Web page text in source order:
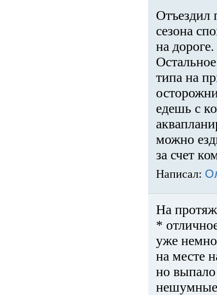
Отъездил
сезона
на
типа на
едешь с
можно
за счет
Написал:
На
*
уже
на месте
но
нешумные